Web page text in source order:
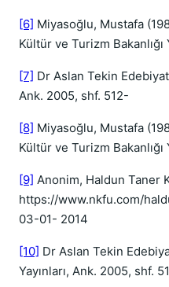
[6] Miyasoğlu, Mustafa
Kültür ve Turizm Bakanlığı
[7] Dr Aslan Tekin
Ank. 2005, shf. 512-
[8] Miyasoğlu, Mustafa
Kültür ve Turizm Bakanlığı
[9] Anonim, Haldun Taner
https://www.nkfu.com/
03-01- 2014
[10] Dr Aslan Tekin
Yayınları, Ank. 2005, shf.